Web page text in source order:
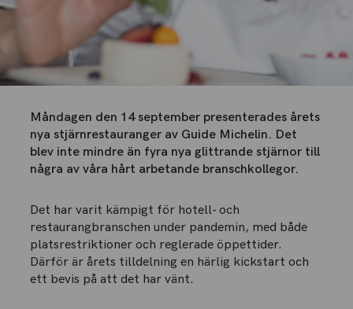
Måndagen den 14 september presenterades årets
nya stjärnrestauranger av Guide Michelin. Det
blev inte mindre än fyra nya glittrande stjärnor till
några av våra hårt arbetande branschkollegor.
Det har varit kämpigt för hotell- och
restaurangbranschen under pandemin, med både
platsrestriktioner och reglerade öppettider.
Därför är årets tilldelning en härlig kickstart och
ett bevis på att det har vänt.